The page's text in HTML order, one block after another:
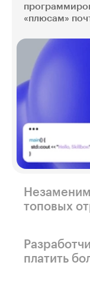
«плюсам»
топовых
движки,
нейросетей,
платить